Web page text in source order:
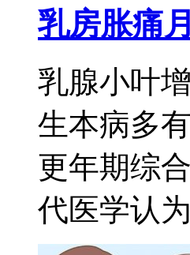
乳房胀痛
乳腺小叶
生本病多
更年期综
代医学认